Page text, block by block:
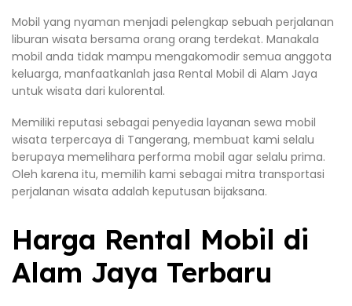
Mobil yang nyaman menjadi pelengkap sebuah perjalanan
liburan wisata bersama orang orang terdekat. Manakala
mobil anda tidak mampu mengakomodir semua anggota
keluarga, manfaatkanlah jasa Rental Mobil di Alam Jaya
untuk wisata dari kulorental.
Memiliki reputasi sebagai penyedia layanan sewa mobil
wisata terpercaya di Tangerang, membuat kami selalu
berupaya memelihara performa mobil agar selalu prima.
Oleh karena itu, memilih kami sebagai mitra transportasi
perjalanan wisata adalah keputusan bijaksana.
Harga Rental Mobil di
Alam Jaya Terbaru